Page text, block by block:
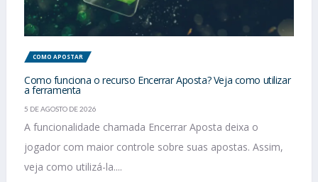
COMO APOSTAR
Como funciona o recurso Encerrar Aposta? Veja como utilizar
a ferramenta
5 DE AGOSTO DE 2026
A funcionalidade chamada Encerrar Aposta deixa o
jogador com maior controle sobre suas apostas. Assim,
veja como utilizá-la....